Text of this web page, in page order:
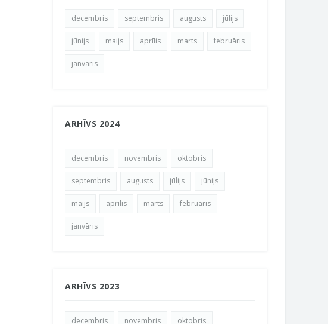
decembris septembris augusts jūlijs
jūnijs maijs aprīlis marts februāris
janvāris
ARHĪVS 2024
decembris novembris oktobris
septembris augusts jūlijs jūnijs
maijs aprīlis marts februāris
janvāris
ARHĪVS 2023
decembris novembris oktobris